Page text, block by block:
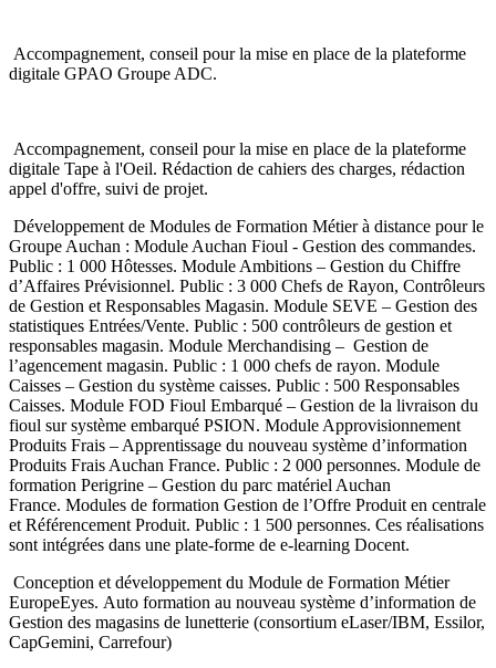
Accompagnement, conseil pour la mise en place de la plateforme
digitale GPAO Groupe ADC.
Accompagnement, conseil pour la mise en place de la plateforme
digitale Tape à l'Oeil. Rédaction de cahiers des charges, rédaction
appel d'offre, suivi de projet.
Développement de Modules de Formation Métier à distance pour le
Groupe Auchan : Module Auchan Fioul - Gestion des commandes.
Public : 1 000 Hôtesses. Module Ambitions – Gestion du Chiffre
d’Affaires Prévisionnel. Public : 3 000 Chefs de Rayon, Contrôleurs
de Gestion et Responsables Magasin. Module SEVE – Gestion des
statistiques Entrées/Vente. Public : 500 contrôleurs de gestion et
responsables magasin. Module Merchandising – Gestion de
l’agencement magasin. Public : 1 000 chefs de rayon. Module
Caisses – Gestion du système caisses. Public : 500 Responsables
Caisses. Module FOD Fioul Embarqué – Gestion de la livraison du
fioul sur système embarqué PSION. Module Approvisionnement
Produits Frais – Apprentissage du nouveau système d’information
Produits Frais Auchan France. Public : 2 000 personnes. Module de
formation Perigrine – Gestion du parc matériel Auchan
France. Modules de formation Gestion de l’Offre Produit en centrale
et Référencement Produit. Public : 1 500 personnes. Ces réalisations
sont intégrées dans une plate-forme de e-learning Docent.
Conception et développement du Module de Formation Métier
EuropeEyes. Auto formation au nouveau système d’information de
Gestion des magasins de lunetterie (consortium eLaser/IBM, Essilor,
CapGemini, Carrefour)